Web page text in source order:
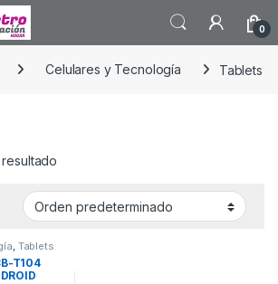
0
Celulares y Tecnología Tablets
, Tablets
T104